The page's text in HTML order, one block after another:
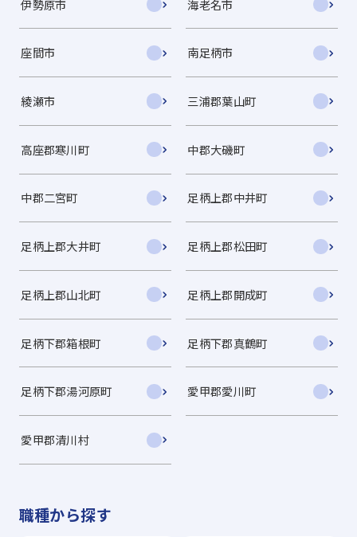
伊勢原市 海老名市
座間市 南足柄市
綾瀬市 三浦郡葉山町
高座郡寒川町 中郡大磯町
中郡二宮町 足柄上郡中井町
足柄上郡大井町 足柄上郡松田町
足柄上郡山北町 足柄上郡開成町
足柄下郡箱根町 足柄下郡真鶴町
足柄下郡湯河原町 愛甲郡愛川町
愛甲郡清川村
職種から探す